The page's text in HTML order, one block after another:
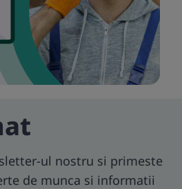
ul nostru si primeste
de munca si informatii